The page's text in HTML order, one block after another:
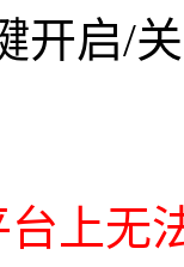
开启/
上无